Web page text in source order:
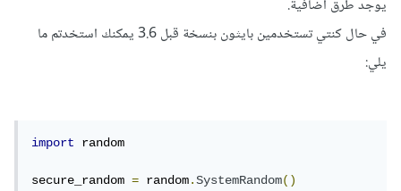
يوجد طرق اضافية.
في حال كنتي تستخدمين بايثون بنسخة قبل 3.6 يمكنك استخدتم ما
يلي:
import random
secure_random = random.SystemRandom()